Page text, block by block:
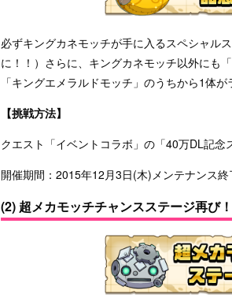
必ずキングカネモッチが手に入るスペシャル
に！！）さらに、キングカネモッチ以外にも
「キングエメラルドモッチ」のうちから1体が
【挑戦方法】
クエスト「イベントコラボ」の「40万DL記念
開催期間：2015年12月3日(木)メンテナンス
(2) 超メカモッチチャンスステージ再び！